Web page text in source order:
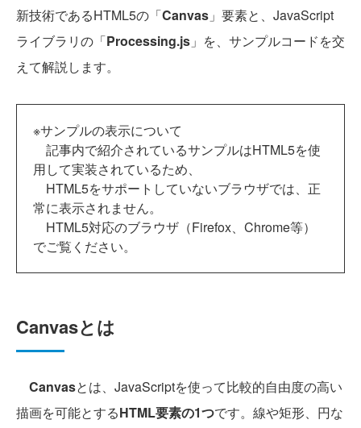
新技術であるHTML5の「Canvas 」要素と、JavaScript
ライブラリの「Processing.js 」を、サンプルコードを交
えて解説します。
※サンプルの表示について
記事内で紹介されているサンプルはHTML5を使
用して実装されているため、
HTML5をサポートしていないブラウザでは、正
常に表示されません。
HTML5対応のブラウザ（Firefox、Chrome等）
でご覧ください。
Canvasとは
Canvasとは、JavaScriptを使って比較的自由度の高い
描画を可能とするHTML要素の1つです。線や矩形、円な